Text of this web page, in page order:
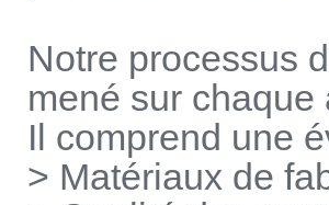
Notre processus
mené sur
Il comprend une
> Matériaux de